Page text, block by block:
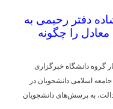
دفتر رحیمی به
را چگونه
گروه دانشگاه خبرگزاری
اسلامی دانشجویان در
به پرسش‌های دانشجویان